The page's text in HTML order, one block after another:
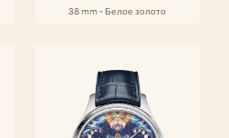
38 mm - Белое золото